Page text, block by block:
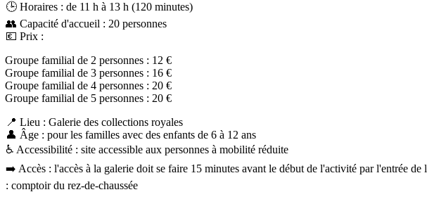
🕒 Horaires : de 11 h à 13 h (120 minutes)
👥 Capacité d'accueil : 20 personnes
💶 Prix :
Groupe familial de 2 personnes : 12 €
Groupe familial de 3 personnes : 16 €
Groupe familial de 4 personnes : 20 €
Groupe familial de 5 personnes : 20 €
📍 Lieu : Galerie des collections royales
👤 Âge : pour les familles avec des enfants de 6 à 12 ans
♿️ Accessibilité : site accessible aux personnes à mobilité réduite
➡️ Accès : l'accès à la galerie doit se faire 15 minutes avant le début de l'activité par l'entrée
: comptoir du rez-de-chaussée